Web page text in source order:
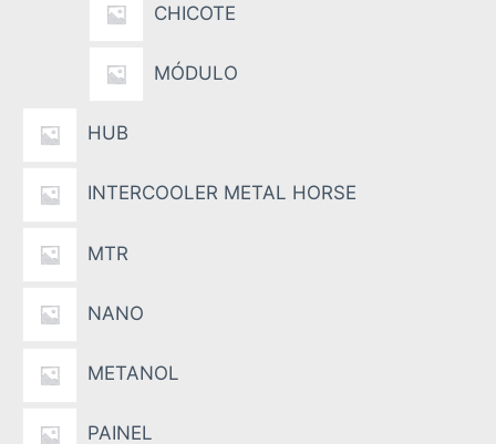
CHICOTE
MÓDULO
HUB
INTERCOOLER METAL HORSE
MTR
NANO
METANOL
PAINEL